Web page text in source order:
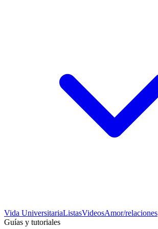
Vida UniversitariaListasVideosAmor/relaciones
Guías y tutoriales